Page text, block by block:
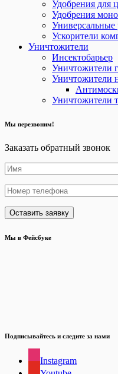
Удобрения для
Удобрения
Универсальные
Ускорители
Уничтожители
Инсектобарьер
Уничтожители
Уничтожители
Уничтожители
Мы перезвоним!
Заказать обратный звонок
Мы в Фейсбуке
Подписывайтесь и следите за нами
Instagram